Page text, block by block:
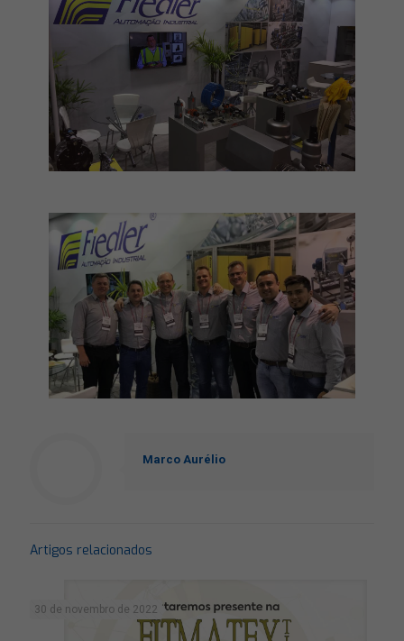
Marco Aurélio
Artigos relacionados
30 de novembro de 2022